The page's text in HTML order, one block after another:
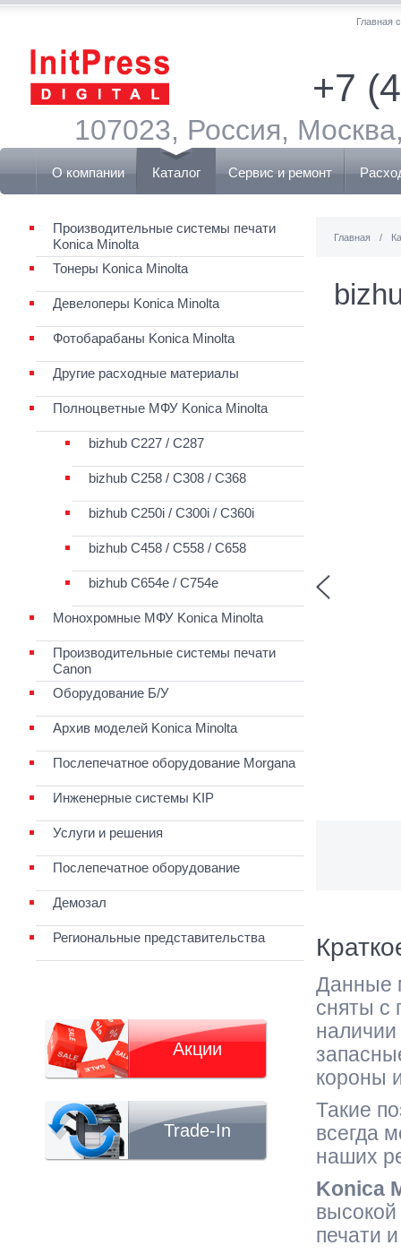
Главная
+7
107023, Россия,
О компании Каталог Сервис и ремонт
Главная /
Данные
сняты с
короны
Такие
всегда
наших
Konica
печати
Производительные системы печати
Konica Minolta
Тонеры Konica Minolta
Девелоперы Konica Minolta
Фотобарабаны Konica Minolta
Другие расходные материалы
Полноцветные МФУ Konica Minolta
bizhub C227 / C287
bizhub С258 / C308 / C368
bizhub C250i / C300i / C360i
bizhub C458 / C558 / C658
bizhub C654e / C754e
Монохромные МФУ Konica Minolta
Производительные системы печати
Canon
Оборудование Б/У
Архив моделей Konica Minolta
Послепечатное оборудование Morgana
Инженерные системы KIP
Услуги и решения
Послепечатное оборудование
Демозал
Региональные представительства
Акции
Trade-In